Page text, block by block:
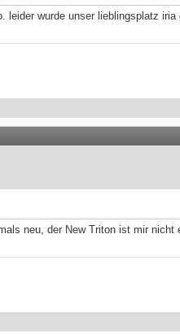
leider wurde unser lieblingsplatz iria
neu, der New Triton ist mir